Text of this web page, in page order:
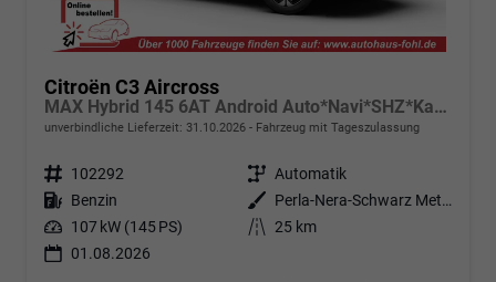
Citroën C3 Aircross
MAX Hybrid 145 6AT Android Auto*Navi*SHZ*Kamera*Totwinkel*Keyless*17"*Klimaauto
unverbindliche Lieferzeit: 31.10.2026 Fahrzeug mit Tageszulassung
Fahrzeugnr. 102292 Getriebe Automatik
Kraftstoff Benzin Außenfarbe
Perla-Nera-Schwarz Metallic mit weißem Dach
Leistung 107 kW (145 PS) Kilometerstand 25 km
01.08.2026